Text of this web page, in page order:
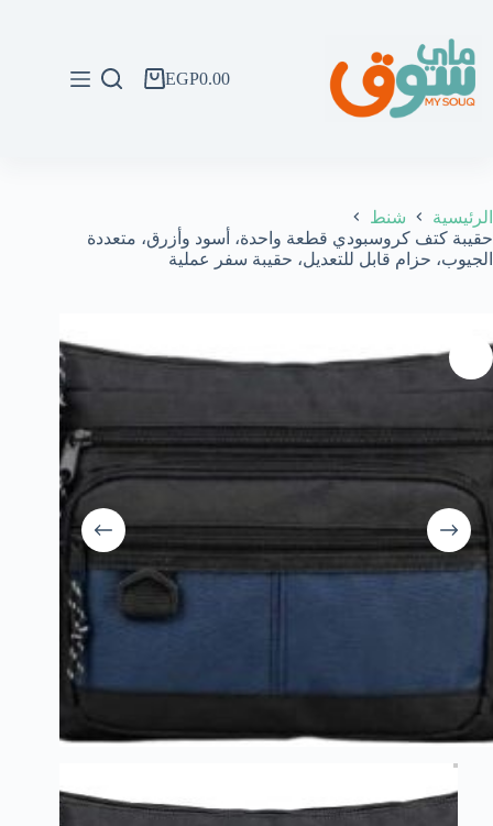
المحتوى
عربةEGP0.00
الرئيسية
شنط
حقيبة كتف كروسبودي قطعة واحدة، أسود وأزرق، متعددة
الجيوب، حزام قابل للتعديل، حقيبة سفر عملية